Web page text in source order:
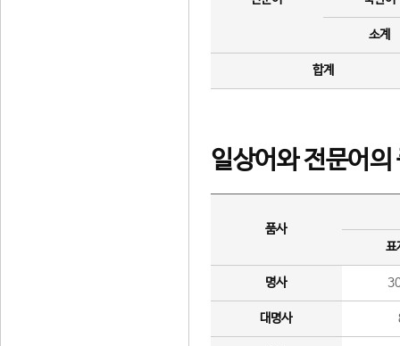
소계
합계
일상어와 전문어의
품사
표
명사
대명사